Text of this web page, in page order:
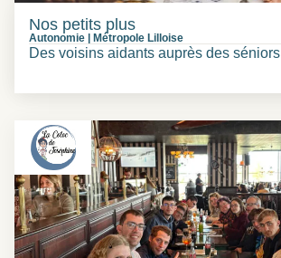
Nos petits plus
Autonomie | Métropole Lilloise
Des voisins aidants auprès des séniors